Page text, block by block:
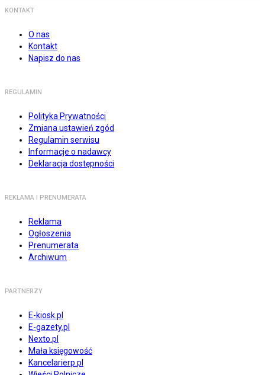
KONTAKT
O nas
Kontakt
Napisz do nas
REGULAMIN
Polityka Prywatności
Zmiana ustawień zgód
Regulamin serwisu
Informacje o nadawcy
Deklaracja dostępności
REKLAMA I PRENUMERATA
Reklama
Ogłoszenia
Prenumerata
Archiwum
PARTNERZY
E-kiosk.pl
E-gazety.pl
Nexto.pl
Mała księgowość
Kancelarierp.pl